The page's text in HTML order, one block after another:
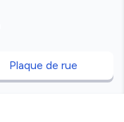
Plaque de rue